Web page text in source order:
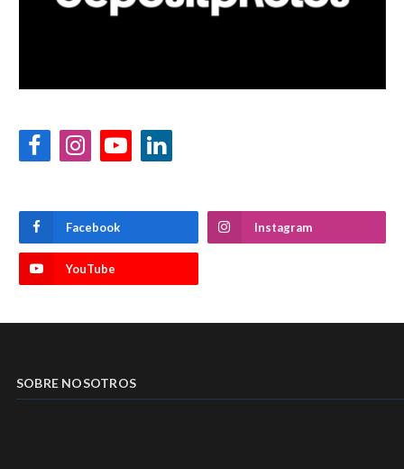
FacebookInstagramYouTubeLinkedIn
Facebook Instagram
YouTube
SOBRE NOSOTROS